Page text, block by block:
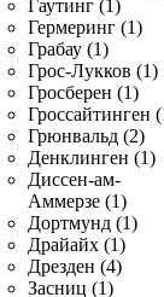
Гаутинг (1)
Гермеринг (1)
Грабау (1)
Грос-Лукков (1)
Гросберен (1)
Гроссайтинген
Грюнвальд (2)
Денклинген (1)
Диссен-ам-
Аммерзе (1)
Дортмунд (1)
Драйайх (1)
Дрезден (4)
Засниц (1)